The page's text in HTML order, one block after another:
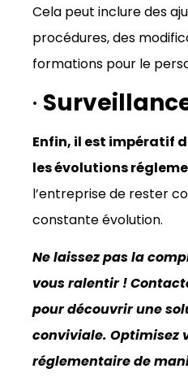
Cela peut inclure des
procédures, des
formations pour le
·
Enfin, il est impératif
les évolutions
l’entreprise de rester
constante évolution.
Ne laissez pas la
vous ralentir !
pour découvrir une
conviviale. Optimisez
réglementaire de